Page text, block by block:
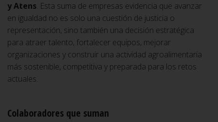
y Atens. Esta suma de empresas evidencia que avanzar
en igualdad no es solo una cuestión de justicia o
representación, sino también una decisión estratégica
para atraer talento, fortalecer equipos, mejorar
organizaciones y construir una actividad agroalimentaria
más sostenible, competitiva y preparada para los retos
actuales.
Colaboradores que suman